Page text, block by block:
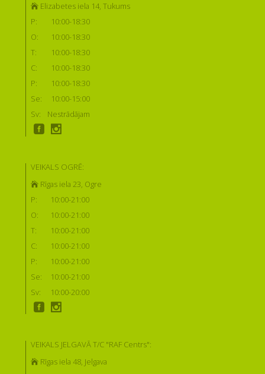
Elizabetes iela 14, Tukums
P:
10:00-18:30
O:
10:00-18:30
T:
10:00-18:30
C:
10:00-18:30
P:
10:00-18:30
Se:
10:00-15:00
Sv:
Nestrādājam
VEIKALS OGRĒ:
Rīgas iela 23, Ogre
P:
10:00-21:00
O:
10:00-21:00
T:
10:00-21:00
C:
10:00-21:00
P:
10:00-21:00
Se:
10:00-21:00
Sv:
10:00-20:00
VEIKALS JELGAVĀ T/C "RAF Centrs":
Rīgas iela 48, Jelgava